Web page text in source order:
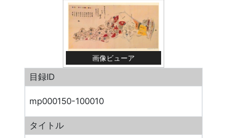
画像ビューア
目録ID
mp000150-100010
タイトル